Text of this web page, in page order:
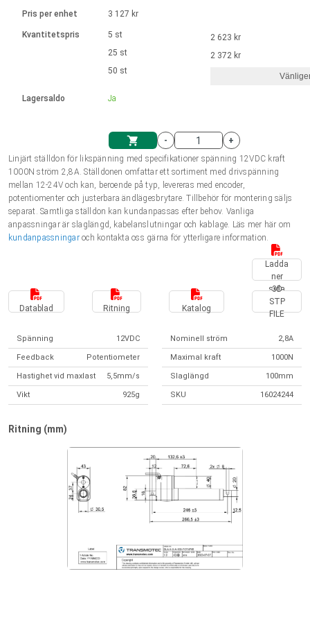
Enhetssystem
Kundkorg
Solenoids
Ø 28-42| 1-1400 rpm | <= 290Ncm
Styrningar borstlösa DC motorer
Styrningar DC motorer
Drivsteg 2-6 A
Synkrona-Asynkrona | för 1-4 ställdon
Synkrona-Asynkrona | för 1-4 ställdon
Français (EUR)
Polski (EUR)
Norsk (NOK)
Suomi (EUR)
Pris per enhet
Kvantitetspris
Lagersaldo
3 127 kr
5 st
25 st
50 st
Ja
2 623 kr
2 372 kr
-
+
Linjärt ställdon för likspänning med specifikationer spänning 12VDC kraft
1000N ström 2,8A. Ställdonen omfattar ett sortiment med drivspänning
mellan 12-24V och kan, beroende på typ, levereras med encoder,
potentiomenter och justerbara ändlägesbrytare. Tillbehör för montering säljs
separat. Samtliga ställdon kan kundanpassas efter behov. Vanliga
anpassningar är slaglängd, kabelanslutningar och kablage. Läs mer här om
kundanpassningaroch kontakta oss gärna för ytterligare information.
Ladda
ner
sida
Datablad
Ritning Katalog
3D
STP
FILE
Spänning 12VDC Nominell ström 2,8A
Feedback Potentiometer Maximal kraft 1000N
Hastighet vid maxlast 5,5mm/s Slaglängd 100mm
Vikt 925g SKU 16024244
Ritning (mm)